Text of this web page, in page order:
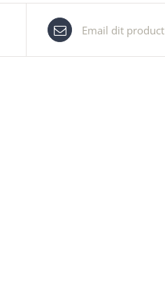
Email dit product